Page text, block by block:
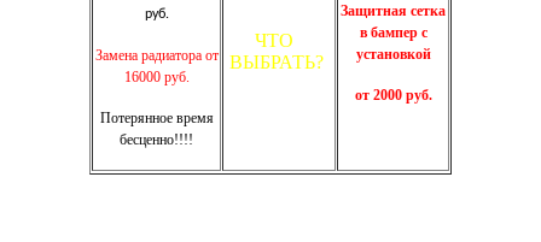
руб.
Замена радиатора от
16000 руб.
Потерянное время
бесценно!!!!
ЧТО
ВЫБРАТЬ?
Защитная сетка
в бампер с
установкой
от 2000 руб.